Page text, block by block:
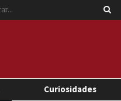
Curiosidades